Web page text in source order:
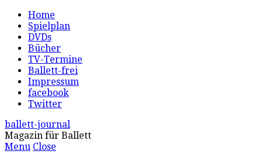
Home
Spielplan
DVDs
Bücher
TV-Termine
Ballett-frei
Impressum
facebook
Twitter
ballett-journal
Magazin für Ballett
Menu Close